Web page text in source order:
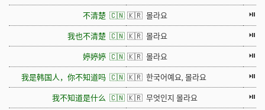
不清楚 🇨🇳 🇰🇷 몰라요 ⏯
我也不清楚 🇨🇳 🇰🇷 몰라요 ⏯
婷婷婷 🇨🇳 🇰🇷 몰라요 ⏯
我是韩国人，你不知道吗 🇨🇳 🇰🇷 한국어예요, 몰라요 ⏯
我不知道是什么 🇨🇳 🇰🇷 무엇인지 몰라요 ⏯